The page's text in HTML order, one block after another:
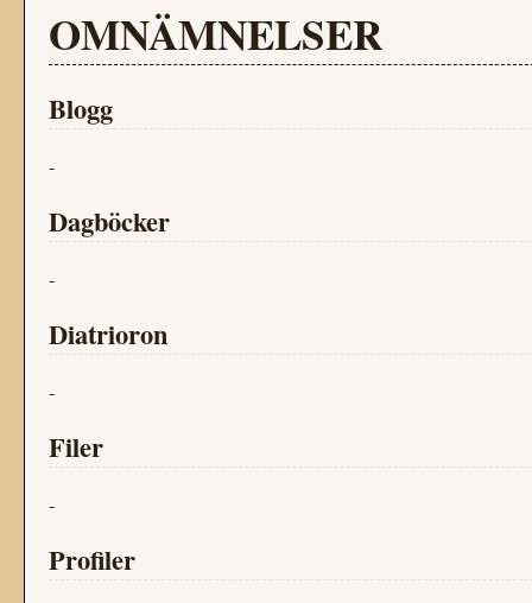
OMNÄMNELSER
Blogg
-
Dagböcker
-
Diatrioron
-
Filer
-
Profiler